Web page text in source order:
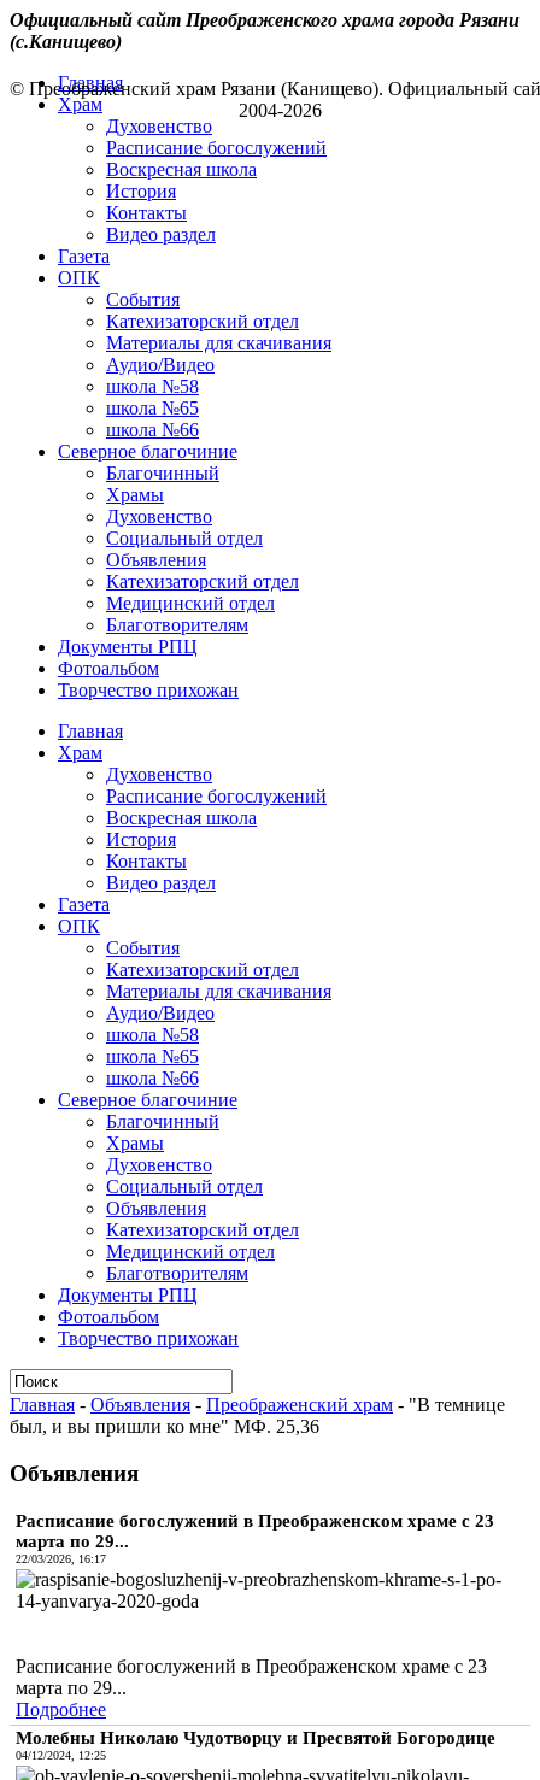
Официальный сайт Преображенского храма города Рязани
(с.Канищево)
Главная
Храм
Духовенство
Расписание богослужений
Воскресная школа
История
Контакты
Видео раздел
Газета
ОПК
События
Катехизаторский отдел
Материалы для скачивания
Аудио/Видео
школа №58
школа №65
школа №66
Северное благочиние
Благочинный
Храмы
Духовенство
Социальный отдел
Объявления
Катехизаторский отдел
Медицинский отдел
Благотворителям
Документы РПЦ
Фотоальбом
Творчество прихожан
Главная
Храм
Духовенство
Расписание богослужений
Воскресная школа
История
Контакты
Видео раздел
Газета
ОПК
События
Катехизаторский отдел
Материалы для скачивания
Аудио/Видео
школа №58
школа №65
школа №66
Северное благочиние
Благочинный
Храмы
Духовенство
Социальный отдел
Объявления
Катехизаторский отдел
Медицинский отдел
Благотворителям
Документы РПЦ
Фотоальбом
Творчество прихожан
Главная - Объявления - Преображенский храм - "В темнице
был, и вы пришли ко мне" МФ. 25,36
Объявления
Расписание богослужений в Преображенском храме с 23
марта по 29...
22/03/2026, 16:17
Расписание богослужений в Преображенском храме с 23
марта по 29...
Подробнее
Молебны Николаю Чудотворцу и Пресвятой Богородице
04/12/2024, 12:25
© Преображенский храм Рязани (Канищево). Официальный
2004-2026